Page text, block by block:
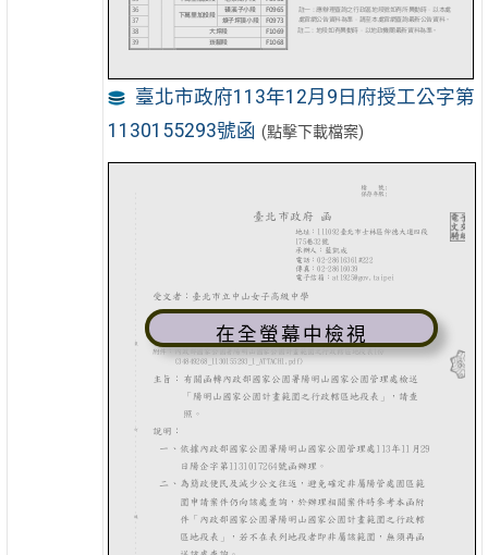
臺北市政府113年12月9日府授工公字第
1130155293號函 (點擊下載檔案)
在全螢幕中檢視